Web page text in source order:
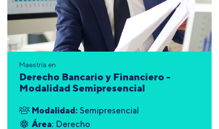
Maestría en
Derecho Bancario y Financiero -
Modalidad Semipresencial
Modalidad: Semipresencial
Área: Derecho